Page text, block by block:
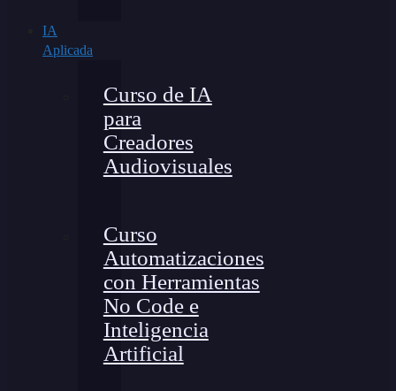
IA
Aplicada
Curso de IA
para
Creadores
Audiovisuales
Curso
Automatizaciones
con Herramientas
No Code e
Inteligencia
Artificial